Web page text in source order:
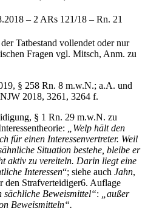
– 2 ARs 121/18 – Rn. 21
Tatbestand vollendet oder nur
Fragen vgl. Mitsch, Anm. zu
§ 258 Rn. 8 m.w.N.; a.A. und
2018, 3261, 3264 f.
§ 1 Rn. 29 m.w.N. zu
„Welp hält den
für einen Interessenvertreter. Weil
Situation bestehe, bleibe er
aktiv zu vereiteln. Darin liegt eine
Interessen“; siehe auch Jahn,
den Strafverteidiger6. Auflage
sächliche Beweismittel“:
„außer
Beweismitteln“.